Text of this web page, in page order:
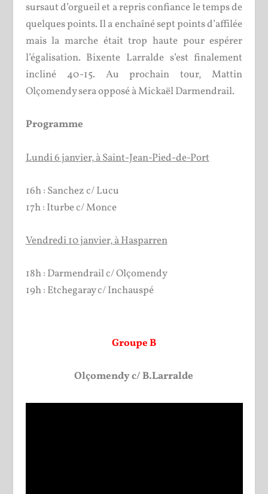
sursaut d’orgueil et a repris confiance le temps de
quelques points. Il a enchaîné sept points d’affilée
mais la marche était trop haute pour espérer
l’égalisation. Bixente Larralde s’est finalement
incliné 40-15. Au prochain tour, Mattin
Olçomendy sera opposé à Mickaël Darmendrail.
Programme
Lundi 6 janvier, à Saint-Jean-Pied-de-Port
16h : Sanchez c/ Lucu
17h : Iturbe c/ Monce
Vendredi 10 janvier, à Hasparren
18h : Darmendrail c/ Olçomendy
19h : Etchegaray c/ Inchauspé
Groupe B
Olçomendy c/ B.Larralde